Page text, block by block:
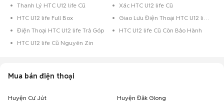
Thanh Lý HTC U12 life Cũ
Xác HTC U12 life Cũ
HTC U12 life Full Box
Giao Lưu Điện Thoại HTC U12 life
Điện Thoại HTC U12 life Trả Góp
HTC U12 life Cũ Còn Bảo Hành
HTC U12 life Cũ Nguyên Zin
Mua bán điện thoại
Huyện Cư Jút Huyện Đăk Glong